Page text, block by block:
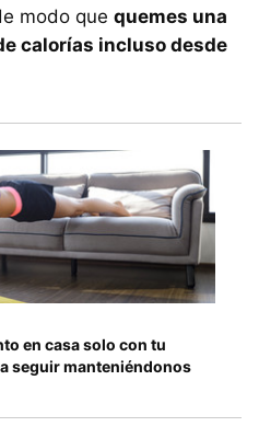
modo que quemes una
calorías incluso desde
en casa solo con tu
seguir manteniéndonos